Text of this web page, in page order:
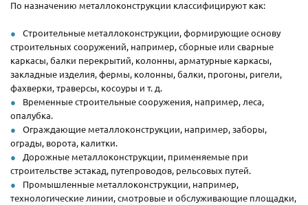
По назначению металлоконструкции классифицируют как:
Строительные металлоконструкции, формирующие основу
строительных сооружений, например, сборные или сварные
каркасы, балки перекрытий, колонны, арматурные каркасы,
закладные изделия, фермы, колонны, балки, прогоны, ригели,
фахверки, траверсы, косоуры и т. д.
Временные строительные сооружения, например, леса,
опалубка.
Ограждающие металлоконструкции, например, заборы,
ограды, ворота, калитки.
Дорожные металлоконструкции, применяемые при
строительстве эстакад, путепроводов, рельсовых путей.
Промышленные металлоконструкции, например,
технологические линии, смотровые и обслуживающие площадки,